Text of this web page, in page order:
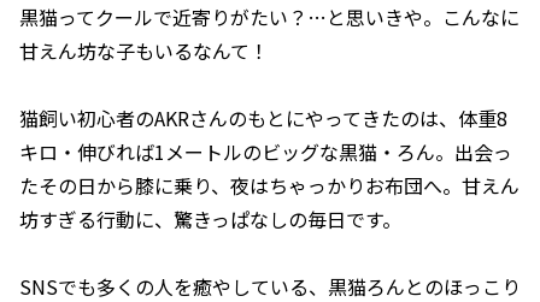
黒猫ってクールで近寄りがたい？…と思いきや。こんなに
甘えん坊な子もいるなんて！
猫飼い初心者のAKRさんのもとにやってきたのは、体重8
キロ・伸びれば1メートルのビッグな黒猫・ろん。出会っ
たその日から膝に乗り、夜はちゃっかりお布団へ。甘えん
坊すぎる行動に、驚きっぱなしの毎日です。
SNSでも多くの人を癒やしている、黒猫ろんとのほっこり